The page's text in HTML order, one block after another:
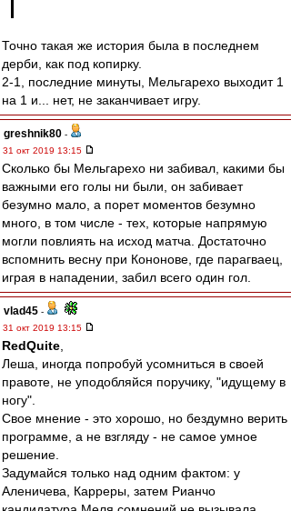
Точно такая же история была в последнем
дерби, как под копирку.
2-1, последние минуты, Мельгарехо выходит 1
на 1 и... нет, не заканчивает игру.
greshnik80 -
31 окт 2019 13:15
Сколько бы Мельгарехо ни забивал, какими бы
важными его голы ни были, он забивает
безумно мало, а порет моментов безумно
много, в том числе - тех, которые напрямую
могли повлиять на исход матча. Достаточно
вспомнить весну при Кононове, где парагваец,
играя в нападении, забил всего один гол.
vlad45 -
31 окт 2019 13:15
RedQuite
Леша, иногда попробуй усомниться в своей
правоте, не уподобляйся поручику, "идущему в
ногу".
Свое мнение - это хорошо, но бездумно верить
программе, а не взгляду - не самое умное
решение.
Задумайся только над одним фактом: у
Аленичева, Карреры, затем Рианчо